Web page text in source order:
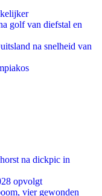
golf van diefstal en
na snelheid van
na dickpic in
opvolgt
vier gewonden